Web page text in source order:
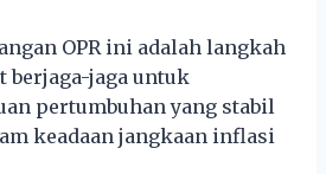
OPR ini adalah langkah
berjaga-jaga untuk
pertumbuhan yang stabil
keadaan jangkaan inflasi